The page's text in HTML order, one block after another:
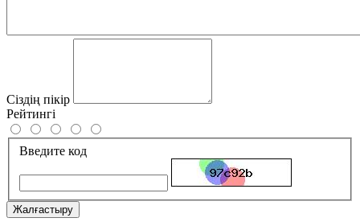
Сіздің пікір
Рейтингі
Введите код
Жалғастыру